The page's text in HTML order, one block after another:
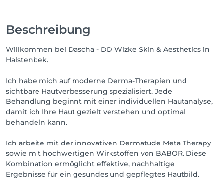
Beschreibung
Willkommen bei Dascha - DD Wizke Skin & Aesthetics in
Halstenbek.
Ich habe mich auf moderne Derma-Therapien und
sichtbare Hautverbesserung spezialisiert. Jede
Behandlung beginnt mit einer individuellen Hautanalyse,
damit ich Ihre Haut gezielt verstehen und optimal
behandeln kann.
Ich arbeite mit der innovativen Dermatude Meta Therapy
sowie mit hochwertigen Wirkstoffen von BABOR. Diese
Kombination ermöglicht effektive, nachhaltige
Ergebnisse für ein gesundes und gepflegtes Hautbild.